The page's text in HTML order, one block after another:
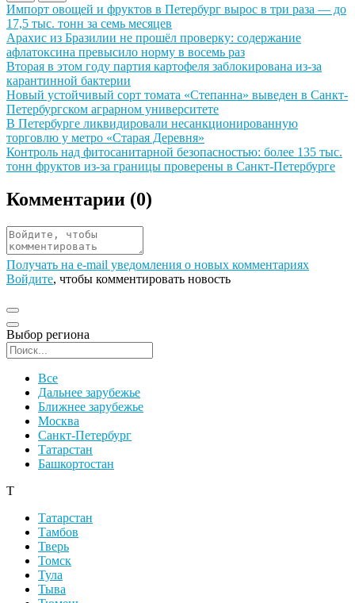
Иллюстрация новости
Импорт овощей и фруктов в Петербург вырос в три раза — до
17,5 тыс. тонн за семь месяцев
Иллюстрация новости
Арахис из Бразилии не прошёл проверку: содержание
афлатоксина превысило норму в восемь раз
Иллюстрация новости
Вторая в этом году партия картофеля заблокирована из-за
карантинной бактерии
Иллюстрация новости
Новый устойчивый сорт томата «Степанна» выведен в Санкт-
Петербургском аграрном университете
Иллюстрация новости
В Петербурге ликвидировали несанкционированную
торговлю у метро «Старая Деревня»
Иллюстрация новости
Контроль над фитосанитарной безопасностью: более 135 тыс.
тонн фруктов из-за границы проверены в Санкт-Петербурге
Комментарии (0)
Получать на e‑mail уведомления о новых комментариях
Войдите, чтобы комментировать новость
Выбор региона
Все
Дальнее зарубежье
Ближнее зарубежье
Москва
Санкт-Петербург
Татарстан
Башкортостан
Т
Татарстан
Тамбов
Тверь
Томск
Тула
Тыва